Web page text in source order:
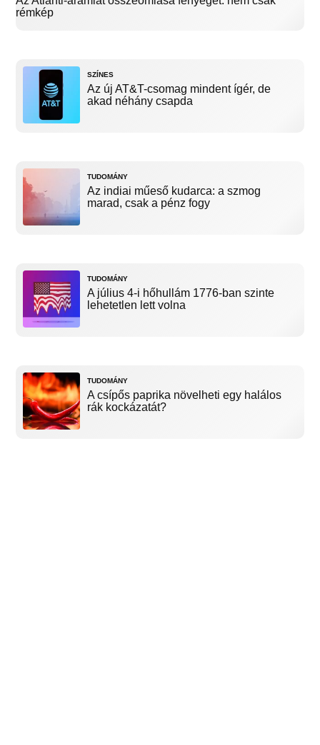
rémkép
SZÍNES
Az új AT&T-csomag mindent ígér, de
akad néhány csapda
TUDOMÁNY
Az indiai műeső kudarca: a szmog
marad, csak a pénz fogy
TUDOMÁNY
A július 4-i hőhullám 1776-ban szinte
lehetetlen lett volna
TUDOMÁNY
A csípős paprika növelheti egy halálos
rák kockázatát?